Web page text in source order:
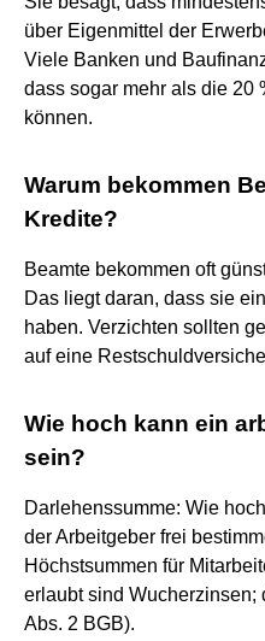
über Eigenmittel der
Viele Banken und
dass sogar mehr als die 20
können.
Warum bekommen
Kredite?
Beamte bekommen oft
Das liegt daran, dass sie
haben. Verzichten sollten
auf eine
Wie hoch kann ein
sein?
Darlehenssumme: Wie
der Arbeitgeber frei
Höchstsummen für
erlaubt sind Wucherzinsen;
Abs. 2 BGB).